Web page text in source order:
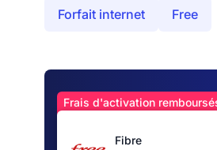
Forfait internet Free
Frais d'activation
Fibre